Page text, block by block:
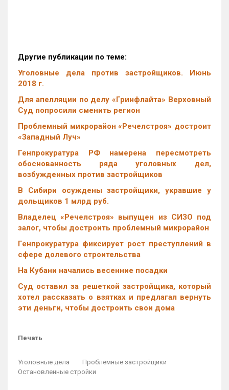
Другие публикации по теме:
Уголовные дела против застройщиков. Июнь
2018 г.
Для апелляции по делу «Гринфлайта» Верховный
Суд попросили сменить регион
Проблемный микрорайон «Речелстроя» достроит
«Западный Луч»
Генпрокуратура РФ намерена пересмотреть
обоснованность ряда уголовных дел,
возбужденных против застройщиков
В Сибири осуждены застройщики, укравшие у
дольщиков 1 млрд руб.
Владелец «Речелстроя» выпущен из СИЗО под
залог, чтобы достроить проблемный микрорайон
Генпрокуратура фиксирует рост преступлений в
сфере долевого строительства
На Кубани начались весенние посадки
Суд оставил за решеткой застройщика, который
хотел рассказать о взятках и предлагал вернуть
эти деньги, чтобы достроить свои дома
Печать
Уголовные дела
Проблемные застройщики
Остановленные стройки